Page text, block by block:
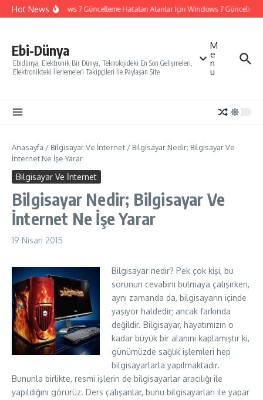
İçeriğe atla
Hot NewsWindows 7 Güncelleme Hataları Alanlar İçin Windows 7 Güncelleme
Ebi-Dünya
Ebidünya, Elektronik Bir Dünya, Teknolojideki En Son Gelişmeleri,
Elektronikteki İlerlemeleri Takipçileri İle Paylaşan Site
M
e
n
u
Anasayfa / Bilgisayar Ve İnternet / Bilgisayar Nedir; Bilgisayar Ve
İnternet Ne İşe Yarar
Bilgisayar Ve İnternet
Bilgisayar Nedir; Bilgisayar Ve
İnternet Ne İşe Yarar
19 Nisan 2015
Bilgisayar nedir? Pek çok kişi, bu
sorunun cevabını bulmaya çalışırken,
aynı zamanda da, bilgisayarın içinde
yaşıyor haldedir; ancak farkında
değildir. Bilgisayar, hayatımızın o
kadar büyük bir alanını kaplamıştır ki,
günümüzde sağlık işlemleri hep
bilgisayarlarla yapılmaktadır.
Bununla birlikte, resmi işlerin de bilgisayarlar aracılığı ile
yapıldığını görürüz. Ders çalışanlar, bunu bilgisayarları ile yapar